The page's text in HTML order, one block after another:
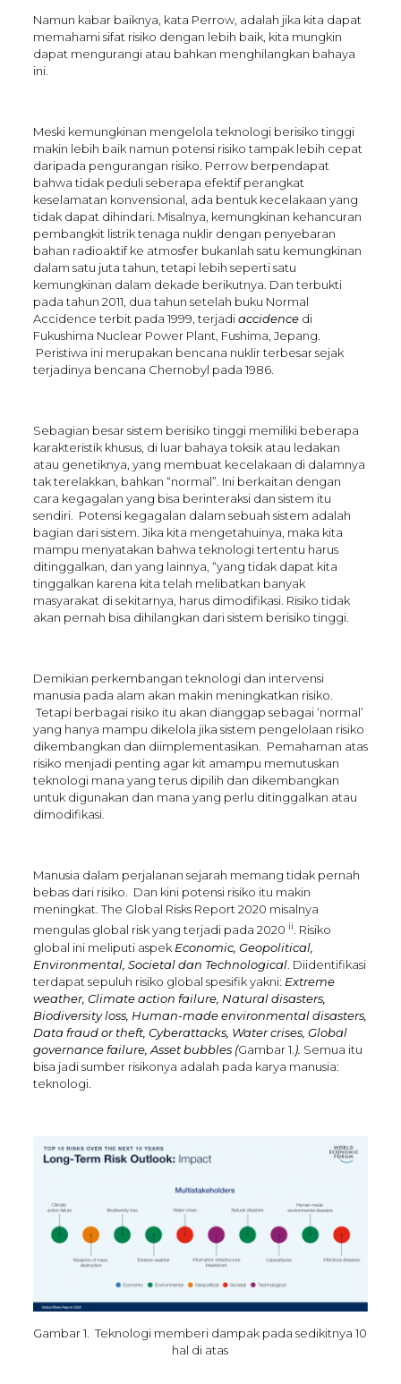
Namun kabar baiknya, kata Perrow, adalah jika kita dapat
memahami sifat risiko dengan lebih baik, kita mungkin
dapat mengurangi atau bahkan menghilangkan bahaya
ini.
Meski kemungkinan mengelola teknologi berisiko tinggi
makin lebih baik namun potensi risiko tampak lebih cepat
daripada pengurangan risiko. Perrow berpendapat
bahwa tidak peduli seberapa efektif perangkat
keselamatan konvensional, ada bentuk kecelakaan yang
tidak dapat dihindari. Misalnya, kemungkinan kehancuran
pembangkit listrik tenaga nuklir dengan penyebaran
bahan radioaktif ke atmosfer bukanlah satu kemungkinan
dalam satu juta tahun, tetapi lebih seperti satu
kemungkinan dalam dekade berikutnya. Dan terbukti
pada tahun 2011, dua tahun setelah buku Normal
Accidence terbit pada 1999, terjadiaccidencedi
Fukushima Nuclear Power Plant, Fushima, Jepang.
Peristiwa ini merupakan bencana nuklir terbesar sejak
terjadinya bencana Chernobyl pada 1986.
Sebagian besar sistem berisiko tinggi memiliki beberapa
karakteristik khusus, di luar bahaya toksik atau ledakan
atau genetiknya, yang membuat kecelakaan di dalamnya
tak terelakkan, bahkan “normal”. Ini berkaitan dengan
cara kegagalan yang bisa berinteraksi dan sistem itu
sendiri. Potensi kegagalan dalam sebuah sistem adalah
bagian dari sistem. Jika kita mengetahuinya, maka kita
mampu menyatakan bahwa teknologi tertentu harus
ditinggalkan, dan yang lainnya, “yang tidak dapat kita
tinggalkan karena kita telah melibatkan banyak
masyarakat di sekitarnya, harus dimodifikasi. Risiko tidak
akan pernah bisa dihilangkan dari sistem berisiko tinggi.
Demikian perkembangan teknologi dan intervensi
manusia pada alam akan makin meningkatkan risiko.
Tetapi berbagai risiko itu akan dianggap sebagai ‘normal’
yang hanya mampu dikelola jika sistem pengelolaan risiko
dikembangkan dan diimplementasikan. Pemahaman atas
risiko menjadi penting agar kit amampu memutuskan
teknologi mana yang terus dipilih dan dikembangkan
untuk digunakan dan mana yang perlu ditinggalkan atau
dimodifikasi.
Manusia dalam perjalanan sejarah memang tidak pernah
bebas dari risiko. Dan kini potensi risiko itu makin
meningkat. The Global Risks Report 2020 misalnya
mengulas global risk yang terjadi pada 2020 ii. Risiko
global ini meliputi aspek Economic, Geopolitical,
Environmental, Societal dan Technological. Diidentifikasi
terdapat sepuluh risiko global spesifik yakni: Extreme
weather, Climate action failure, Natural disasters,
Biodiversity loss, Human-made environmental disasters,
Data fraud or theft, Cyberattacks, Water crises, Global
governance failure, Asset bubbles (Gambar 1. ). Semua itu
bisa jadi sumber risikonya adalah pada karya manusia:
teknologi.
Gambar 1. Teknologi memberi dampak pada sedikitnya 10
hal di atas